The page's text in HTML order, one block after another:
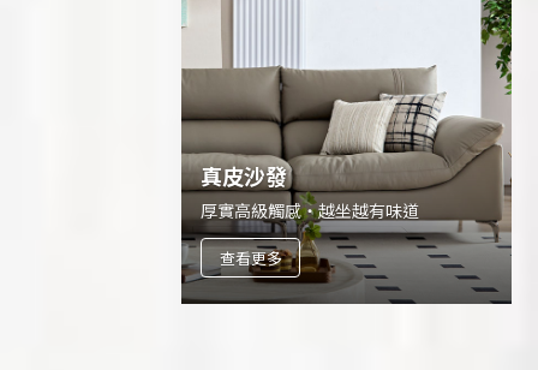
真皮沙發
厚實高級觸感・越坐越有味道
查看更多